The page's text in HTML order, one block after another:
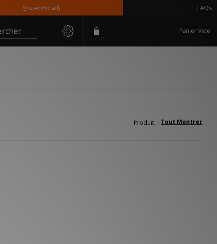
@sizeofficialfr FAQs
Panier Vide
Tout Montrer
Produit: